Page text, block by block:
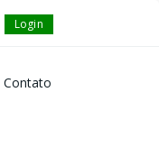
Login
Contato